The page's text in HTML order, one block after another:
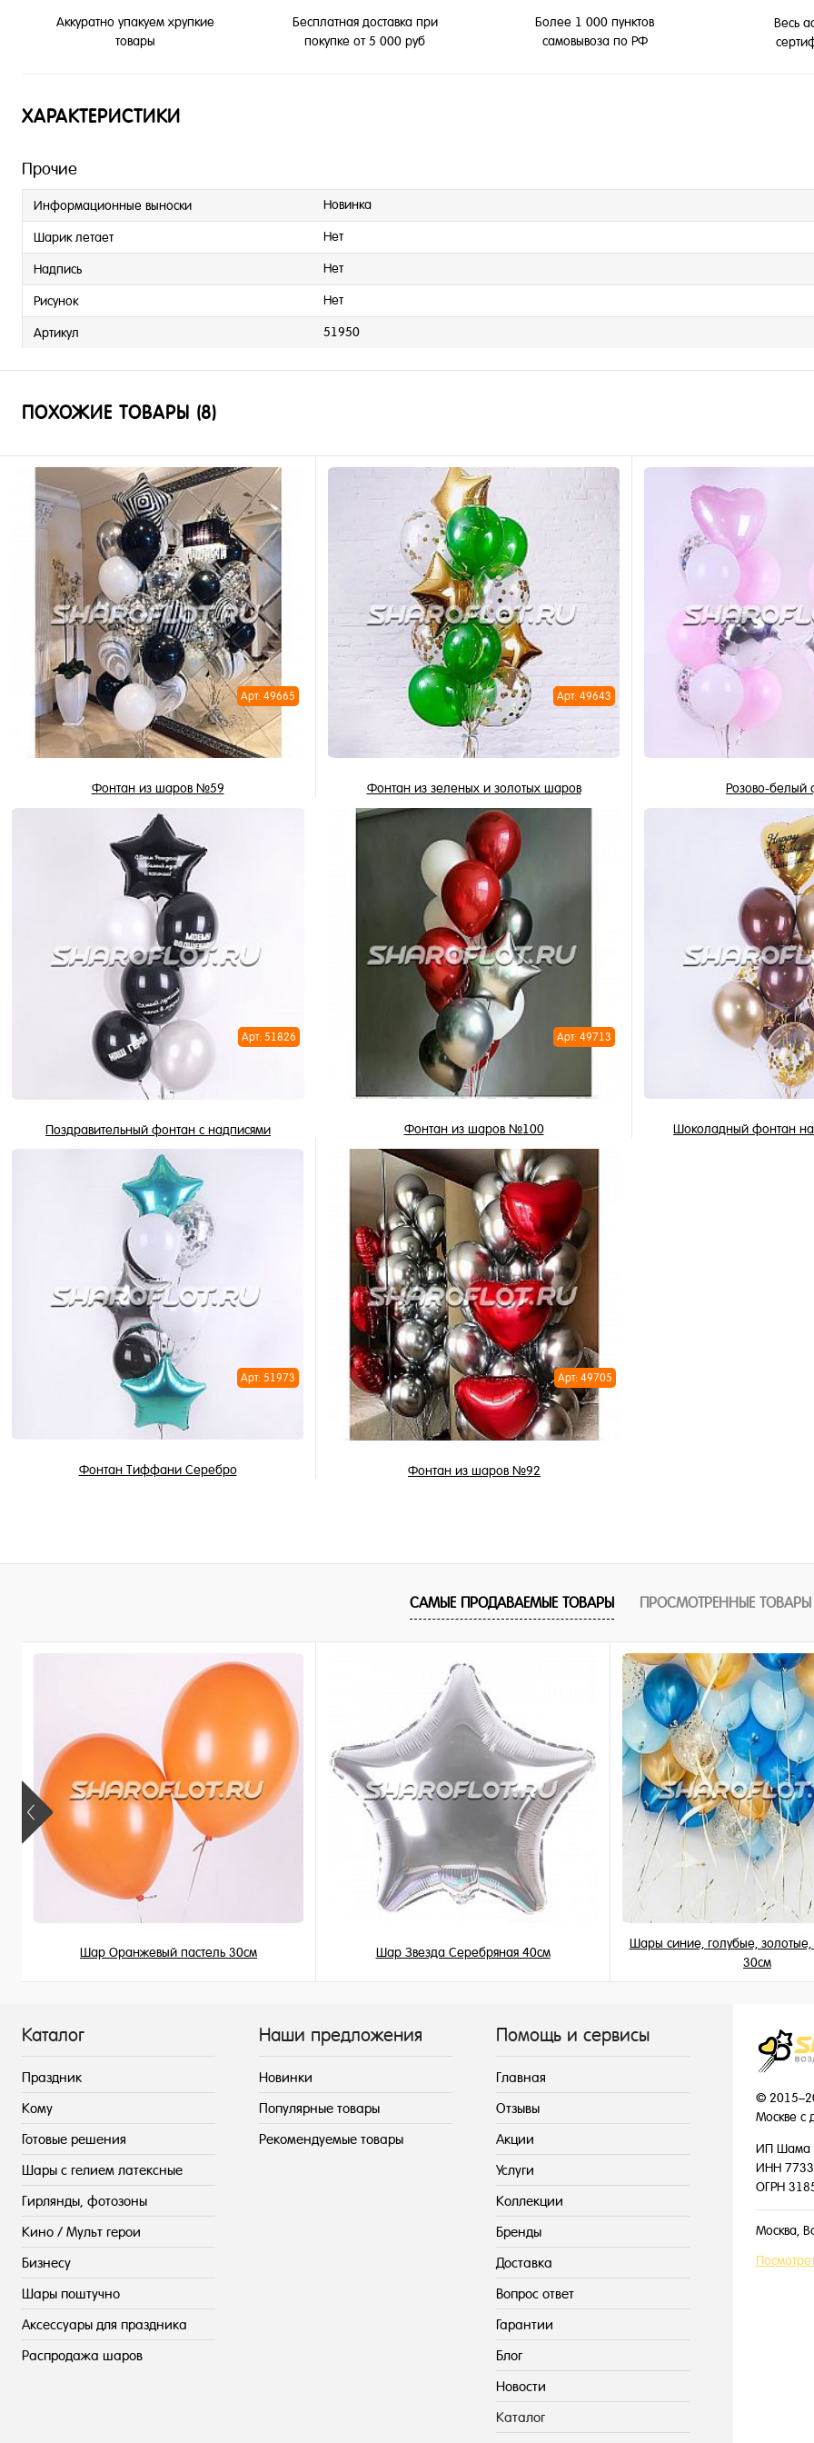
Аккуратно упакуем хрупкие
товары
Бесплатная доставка при
покупке от 5 000 руб
Более 1 000 пунктов
самовывоза по РФ
Весь
ХАРАКТЕРИСТИКИ
Прочие
Информационные выноски Новинка
Шарик летает Нет
Надпись Нет
Рисунок Нет
Артикул 51950
ПОХОЖИЕ ТОВАРЫ (8)
Арт: 49665
Фонтан из шаров №59
4 191 ₽/ шт
В корзину
В избранное
Арт: 49643
Фонтан из зеленых и золотых шаров
3 269 ₽/ шт
В корзину
Купить в 1 клик
В избранное
Розово-белый
4 628 ₽/
В
Купить в 1 клик
В избранное
В наличии
Арт: 51826
Поздравительный фонтан с надписями
2 359 ₽/ шт
В корзину
Купить в 1 клик
В избранное
Арт: 49713
Фонтан из шаров №100
2 844 ₽/ шт
В корзину
Купить в 1 клик
В избранное
В наличии
Шоколадный фонтан
Арт: 51973
Фонтан Тиффани Серебро
В избранное
Арт: 49705
Фонтан из шаров №92
В избранное
САМЫЕ ПРОДАВАЕМЫЕ ТОВАРЫ ПРОСМОТРЕННЫЕ ТОВАРЫ
Шар Оранжевый пастель 30см Шар Звезда Серебряная 40см
Шары синие, голубые,
30см
Каталог
Праздник
Кому
Готовые решения
Шары с гелием латексные
Гирлянды, фотозоны
Кино / Мульт герои
Бизнесу
Шары поштучно
Аксессуары для праздника
Распродажа шаров
Наши предложения
Новинки
Популярные товары
Рекомендуемые товары
Помощь и сервисы
Главная
Отзывы
Акции
Услуги
Коллекции
Бренды
Доставка
Вопрос ответ
Гарантии
Блог
Новости
Каталог
©
Москве с
ИП Шама
ИНН
ОГРН
Москва,